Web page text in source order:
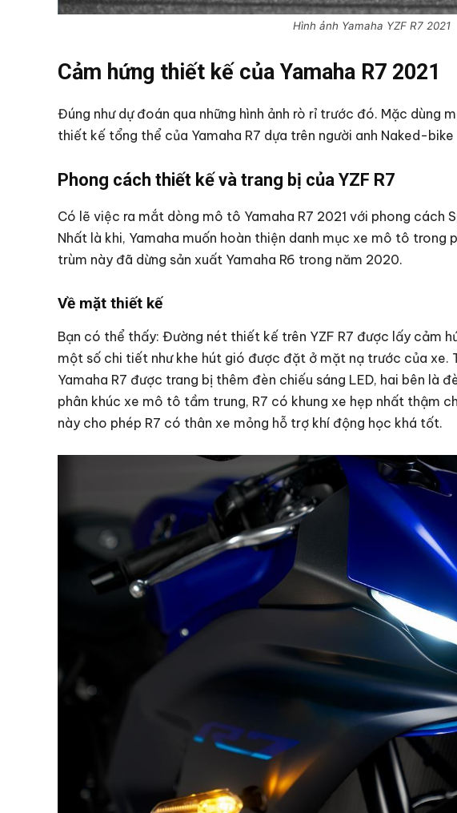
Hình ảnh Yamaha YZF R7 2021
Cảm hứng thiết kế của Yamaha R7 2021
Đúng như dự đoán qua những hình ảnh rò rỉ trước đó. Mặc dùng
thiết kế tổng thể của Yamaha R7 dựa trên người anh Naked-
Phong cách thiết kế và trang bị của YZF R7
Có lẽ việc ra mắt dòng mô tô Yamaha R7 2021 với phong cách
Nhất là khi, Yamaha muốn hoàn thiện danh mục xe mô tô trong
trùm này đã dừng sản xuất Yamaha R6 trong năm 2020.
Về mặt thiết kế
Bạn có thể thấy: Đường nét thiết kế trên YZF R7 được lấy cảm
một số chi tiết như khe hút gió được đặt ở mặt nạ trước của xe.
Yamaha R7 được trang bị thêm đèn chiếu sáng LED, hai bên là
phân khúc xe mô tô tầm trung, R7 có khung xe hẹp nhất thậm
này cho phép R7 có thân xe mỏng hỗ trợ khí động học khá tốt.